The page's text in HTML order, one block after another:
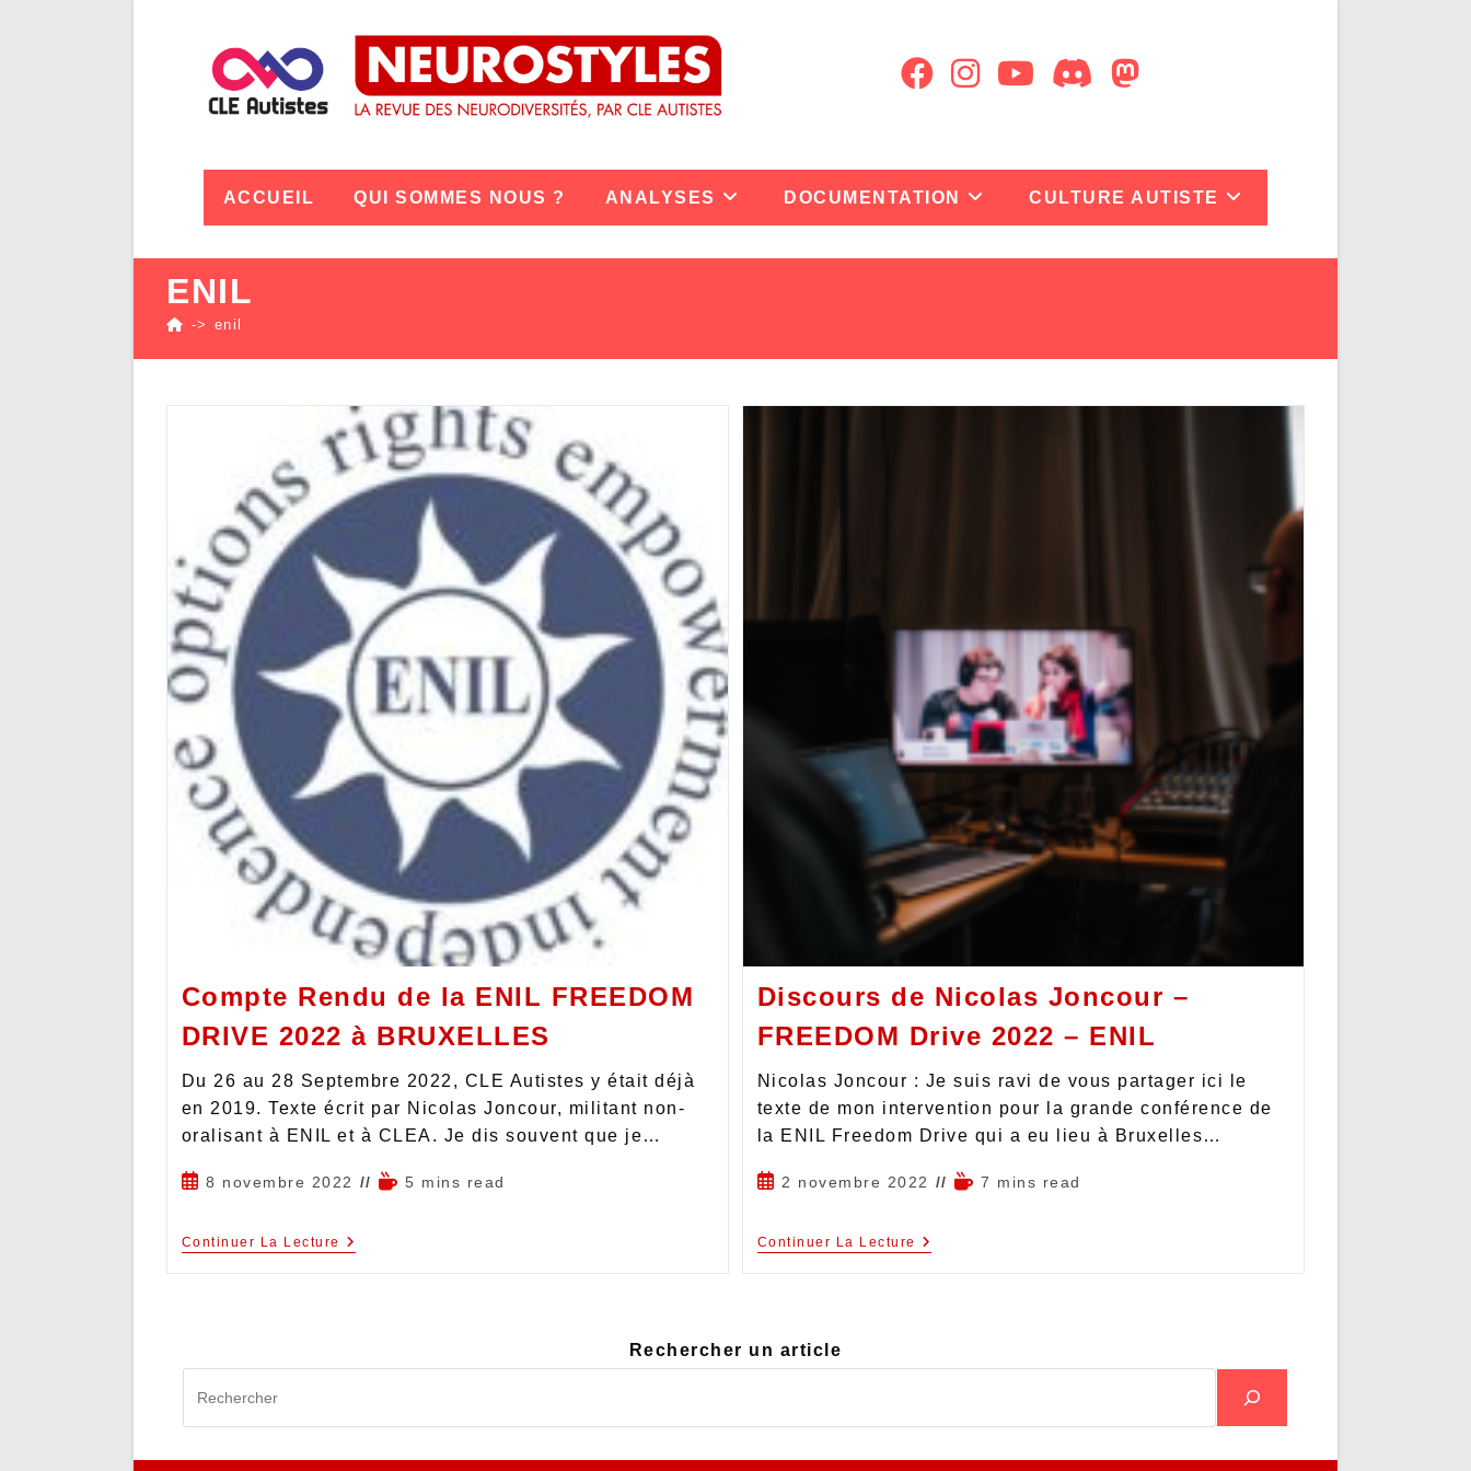
ACCUEIL QUI SOMMES NOUS ? ANALYSES DOCUMENTATION CULTURE AUTISTE
ENIL
-> enil
Compte Rendu de la ENIL FREEDOM
DRIVE 2022 à BRUXELLES
Du 26 au 28 Septembre 2022, CLE Autistes y était déjà
en 2019. Texte écrit par Nicolas Joncour, militant non-
oralisant à ENIL et à CLEA. Je dis souvent que je…
8 novembre 2022 5 mins read
Continuer La Lecture
Discours de Nicolas Joncour –
FREEDOM Drive 2022 – ENIL
Nicolas Joncour : Je suis ravi de vous partager ici le
texte de mon intervention pour la grande conférence de
la ENIL Freedom Drive qui a eu lieu à Bruxelles…
2 novembre 2022 7 mins read
Continuer La Lecture
Rechercher un article